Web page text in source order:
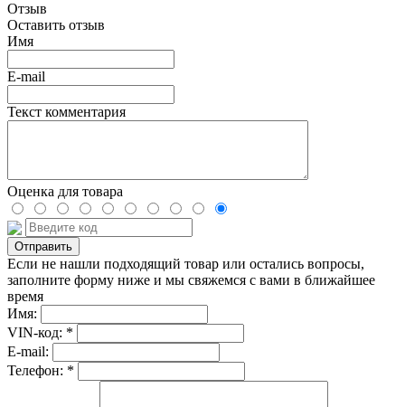
Отзыв
Оставить отзыв
Имя
E-mail
Текст комментария
Оценка для товара
Если не нашли подходящий товар или остались вопросы,
заполните форму ниже и мы свяжемся с вами в ближайшее
время
Имя:
VIN-код: *
E-mail:
Телефон: *